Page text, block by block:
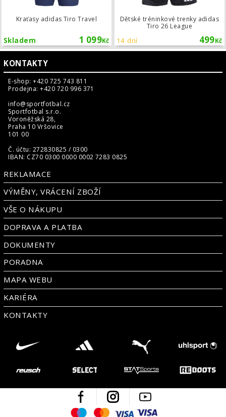
Kraťasy adidas Tiro Travel
1 099Kč
Skladem
Dětské tréninkové trenky adidas
Tiro 26 League
499Kč
14 dní
KONTAKTY
E-shop: +420 725 743 811
Prodejna: +420 720 996 371
info@sportfotbal.cz
Sportfotbal s.r.o.
Voroněžská 28,
Praha 10 Vršovice
101 00
Č. účtu: 272830825 / 0300
IBAN: CZ70 0300 0000 0002 7283 0825
REKLAMACE
VÝMĚNY, VRÁCENÍ ZBOŽÍ
VŠE O NÁKUPU
DOPRAVA A PLATBA
DOKUMENTY
PORADNA
MAPA WEBU
KARIÉRA
KONTAKTY
Facebook Instagram
MaestroMastercard
Visa